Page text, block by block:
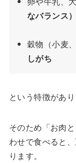
なバランス）
穀物（小麦
しがち
という特徴があり
そのため「お肉
わせで食べると
ります。